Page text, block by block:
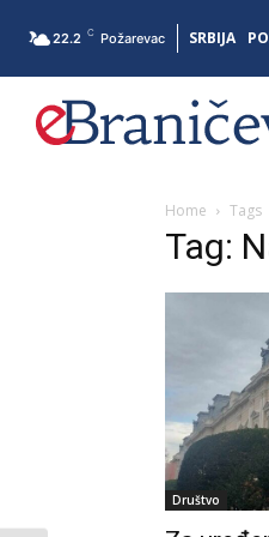
22.2 C Požarevac SRBIJA
Home Tags
Tag:
Društvo